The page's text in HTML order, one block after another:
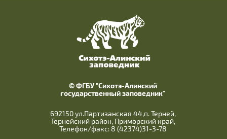
© ФГБУ "Сихотэ-Алинский
государственный заповедник"
692150 ул.Партизанская 44,п. Терней,
Тернейский район, Приморский край,
Телефон/факс: 8 (42374)31-3-78